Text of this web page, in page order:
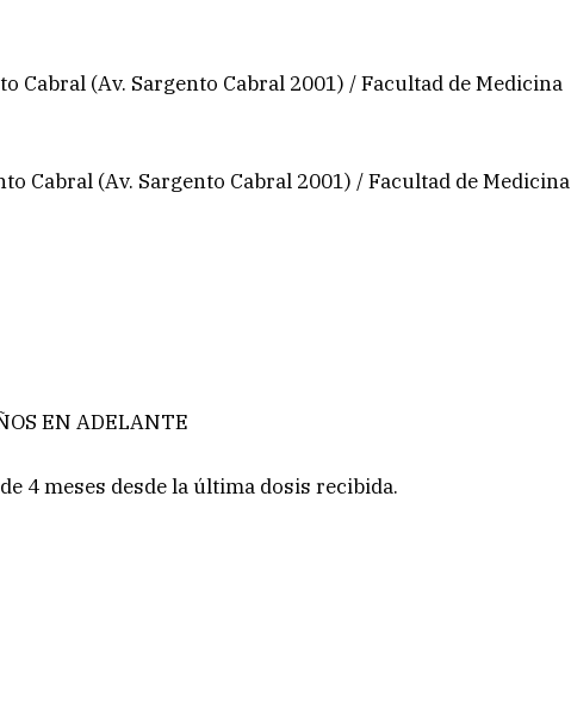
Cabral (Av. Sargento Cabral 2001) / Facultad de Medicina
Cabral (Av. Sargento Cabral 2001) / Facultad de Medicina
EN ADELANTE
4 meses desde la última dosis recibida.